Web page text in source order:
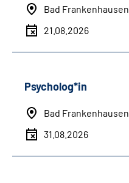
Bad Frankenhausen
21.08.2026
Psycholog*in
Bad Frankenhausen
31.08.2026